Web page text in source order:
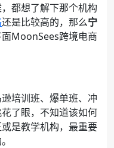
都想了解下那个机构
还是比较高的，那么宁
MoonSees跨境电商
培训班、爆单班、冲
了眼，不知道该如何
是教学机构，最重要
。